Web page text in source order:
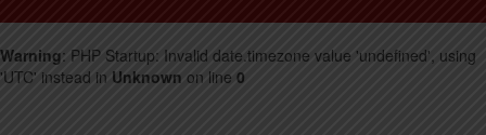
Warning: PHP Startup: Invalid date.timezone value 'undefined', using
'UTC' instead in Unknown on line 0